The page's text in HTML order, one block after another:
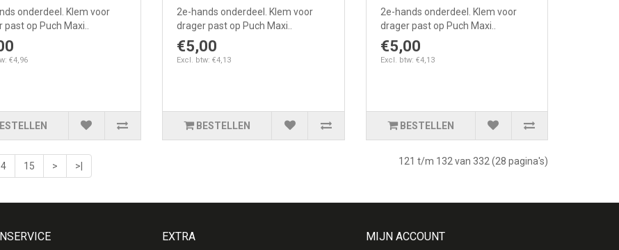
onderdeel. Klem voor
past op Puch Maxi..
€4,96
2e-hands onderdeel. Klem voor
drager past op Puch Maxi..
€5,00
Excl. btw: €4,13
BESTELLEN
2e-hands onderdeel. Klem voor
drager past op Puch Maxi..
€5,00
Excl. btw: €4,13
BESTELLEN
15 > >| 121 t/m 132 van 332 (28 pagina's)
EXTRA MIJN ACCOUNT